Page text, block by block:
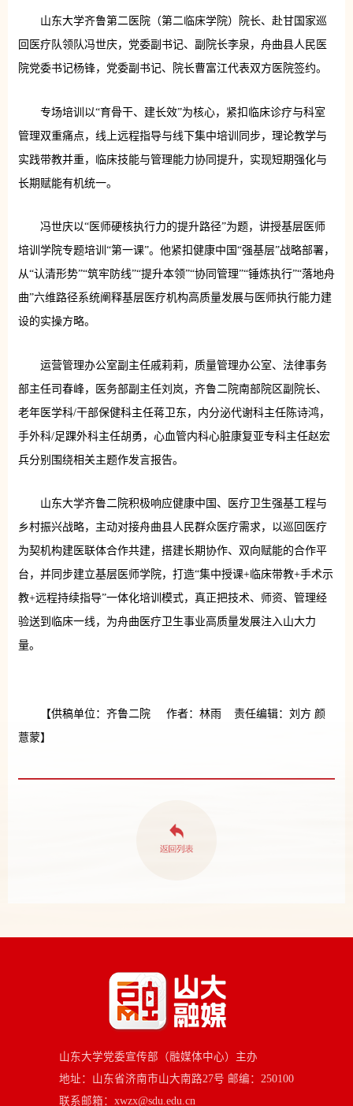
山东大学齐鲁第二医院（第二临床学院）院长、赴甘国家巡
回医疗队领队冯世庆，党委副书记、副院长李泉，舟曲县人民医
院党委书记杨锋，党委副书记、院长曹富江代表双方医院签约。
专场培训以“育骨干、建长效”为核心，紧扣临床诊疗与科室
管理双重痛点，线上远程指导与线下集中培训同步，理论教学与
实践带教并重，临床技能与管理能力协同提升，实现短期强化与
长期赋能有机统一。
冯世庆以“医师硬核执行力的提升路径”为题，讲授基层医师
培训学院专题培训“第一课”。他紧扣健康中国“强基层”战略部署，
从“认清形势”“筑牢防线”“提升本领”“协同管理”“锤炼执行”“落地舟
曲”六维路径系统阐释基层医疗机构高质量发展与医师执行能力建
设的实操方略。
运营管理办公室副主任戚莉莉，质量管理办公室、法律事务
部主任司春峰，医务部副主任刘岚，齐鲁二院南部院区副院长、
老年医学科/干部保健科主任蒋卫东，内分泌代谢科主任陈诗鸿，
手外科/足踝外科主任胡勇，心血管内科心脏康复亚专科主任赵宏
兵分别围绕相关主题作发言报告。
山东大学齐鲁二院积极响应健康中国、医疗卫生强基工程与
乡村振兴战略，主动对接舟曲县人民群众医疗需求，以巡回医疗
为契机构建医联体合作共建，搭建长期协作、双向赋能的合作平
台，并同步建立基层医师学院，打造“集中授课+临床带教+手术示
教+远程持续指导”一体化培训模式，真正把技术、师资、管理经
验送到临床一线，为舟曲医疗卫生事业高质量发展注入山大力
量。
【供稿单位：齐鲁二院 作者：林雨 责任编辑：刘方 颜
薏蒙】
山东大学党委宣传部（融媒体中心）主办
地址：山东省济南市山大南路27号 邮编：250100
联系邮箱：xwzx@sdu.edu.cn